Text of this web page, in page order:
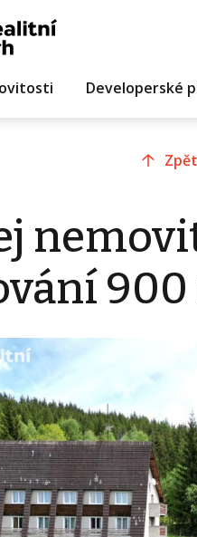
Developerské
900